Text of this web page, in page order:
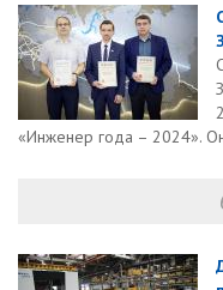
«Инженер года – 2024».